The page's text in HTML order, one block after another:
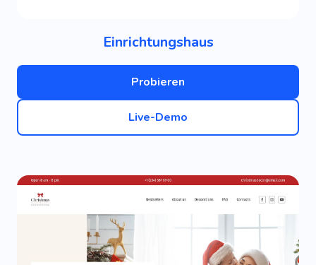
Einrichtungshaus
Probieren
Live-Demo